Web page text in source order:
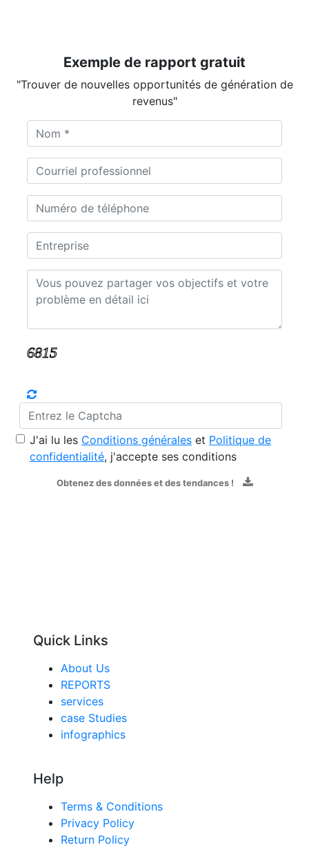
Exemple de rapport gratuit
"Trouver de nouvelles opportunités de génération de
revenus"
J'ai lu les Conditions générales et Politique de
confidentialité, j'accepte ses conditions
Obtenez des données et des tendances !
Quick Links
About Us
REPORTS
services
case Studies
infographics
Help
Terms & Conditions
Privacy Policy
Return Policy